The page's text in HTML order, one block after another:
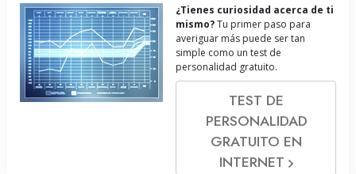
¿Tienes curiosidad acerca de ti
mismo?Tu primer paso para
averiguar más puede ser tan
simple como un test de
personalidad gratuito.
TEST DE
PERSONALIDAD
GRATUITO EN
INTERNET